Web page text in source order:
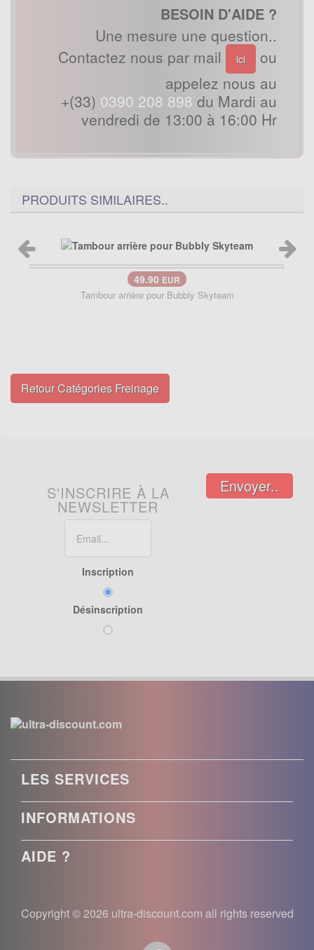
BESOIN D'AIDE ?
Une mesure une question..
Contactez nous par mail
ici
ou
appelez nous au
+(33) 0390 208 898 du Mardi au
vendredi de 13:00 à 16:00 Hr
PRODUITS SIMILAIRES..
49.90 EUR
Tambour arrière pour Bubbly Skyteam
Retour Catégories Freinage
S'INSCRIRE À LA
NEWSLETTER
Inscription
Désinscription
Envoyer..
LES SERVICES
INFORMATIONS
AIDE ?
Copyright © 2026 ultra-discount.com all rights reserved